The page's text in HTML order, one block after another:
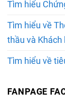
Tìm hiểu
Tìm hiểu về
thầu và Khách
Tìm hiểu về
FANPAGE